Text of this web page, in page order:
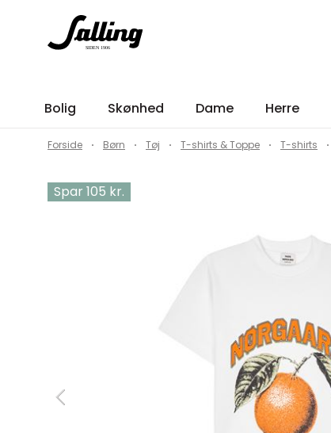
Bolig Skønhed Dame Herre
Forside Børn Tøj T-shirts & Toppe T-shirts
Spar 105 kr.